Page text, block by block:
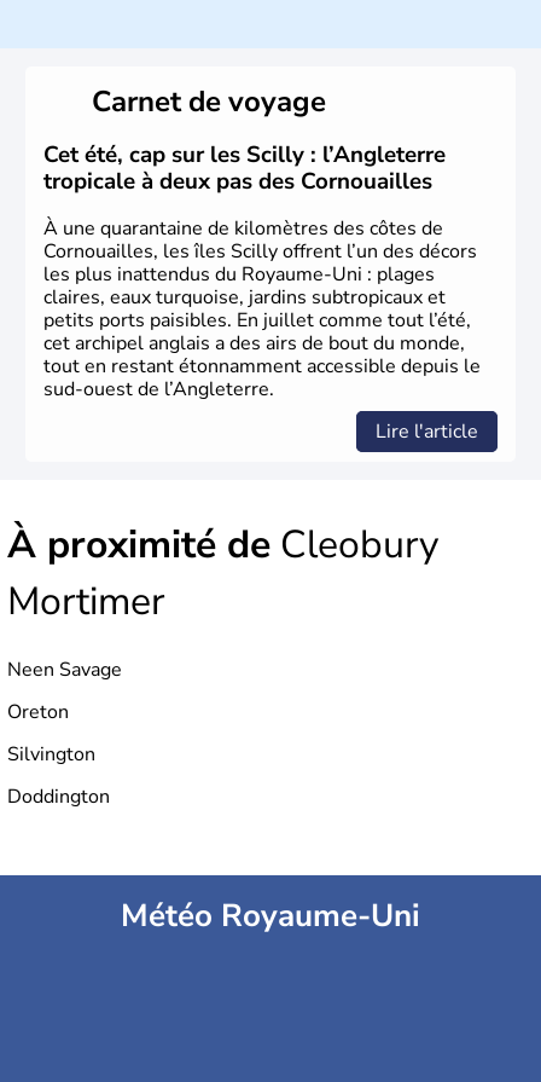
Histoire et administration
L'Angleterre est l’une des quatre nations constitutives du
Royaume-Uni. Elle est peuplée de plus de 50 millions
d’habitants, les Anglais, et constitue à elle seule, près de
84% de la population de l’ensemble. Le pays s’est créé au
Xème siècle et tient son nom desAngles
germanique installé sur ces terres. Première démocratie
parlementaire au monde, elle doit son développement à
l’essor industriel du XIXème siècle.
Carnet de voyage
Cet été, cap sur les Scilly : l’Angleterre
tropicale à deux pas des Cornouailles
À une quarantaine de kilomètres des côtes de
Cornouailles, les îles Scilly offrent l’un des décors
les plus inattendus du Royaume-Uni : plages
claires, eaux turquoise, jardins subtropicaux et
petits ports paisibles. En juillet comme tout l’été,
cet archipel anglais a des airs de bout du monde,
tout en restant étonnamment accessible depuis le
sud-ouest de l’Angleterre.
Lire l'article
À proximité de Cleobury
Mortimer
Neen Savage
Oreton
Silvington
Doddington
Météo Royaume-Uni